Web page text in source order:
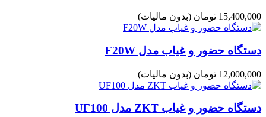
15,400,000 تومان (بدون مالیات)
دستگاه حضور و غیاب مدل F20W
12,000,000 تومان (بدون مالیات)
دستگاه حضور و غیاب ZKT مدل UF100